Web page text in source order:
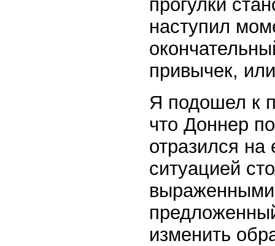
прогулки
наступил
привычек,
Я подошел к
что Доннер
отразился
ситуацией
выраженными
изменить